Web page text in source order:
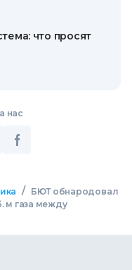
что просят
нас
/
БЮТ обнародовал
м газа между